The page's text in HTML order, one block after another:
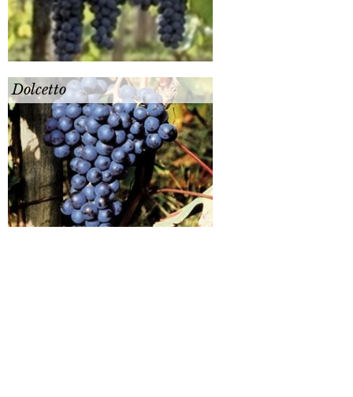
Dolcetto